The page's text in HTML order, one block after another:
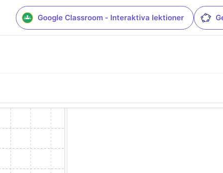
Google Classroom - Interaktiva lektioner